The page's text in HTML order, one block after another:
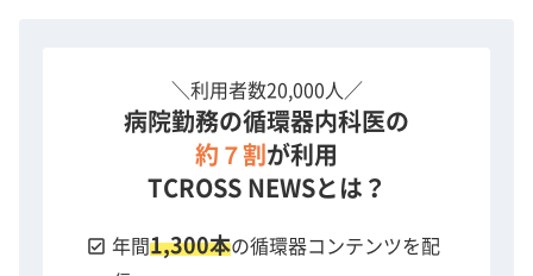
＼利用者数20,000人／
病院勤務の循環器内科医の
約７割 が利用
TCROSS NEWSとは？
check_box 年間1,300本の循環器コンテンツを配